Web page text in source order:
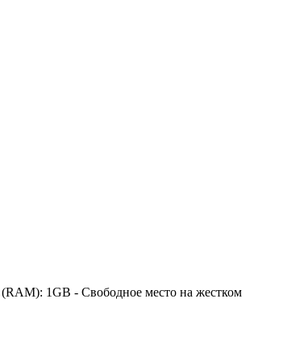
1GB - Свободное место на жестком